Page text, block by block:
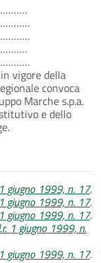
vigore della
convoca
Marche s.p.a.
e dello
giugno 1999, n. 17.
giugno 1999, n. 17.
giugno 1999, n. 17.
1 giugno 1999, n.
giugno 1999, n. 17.